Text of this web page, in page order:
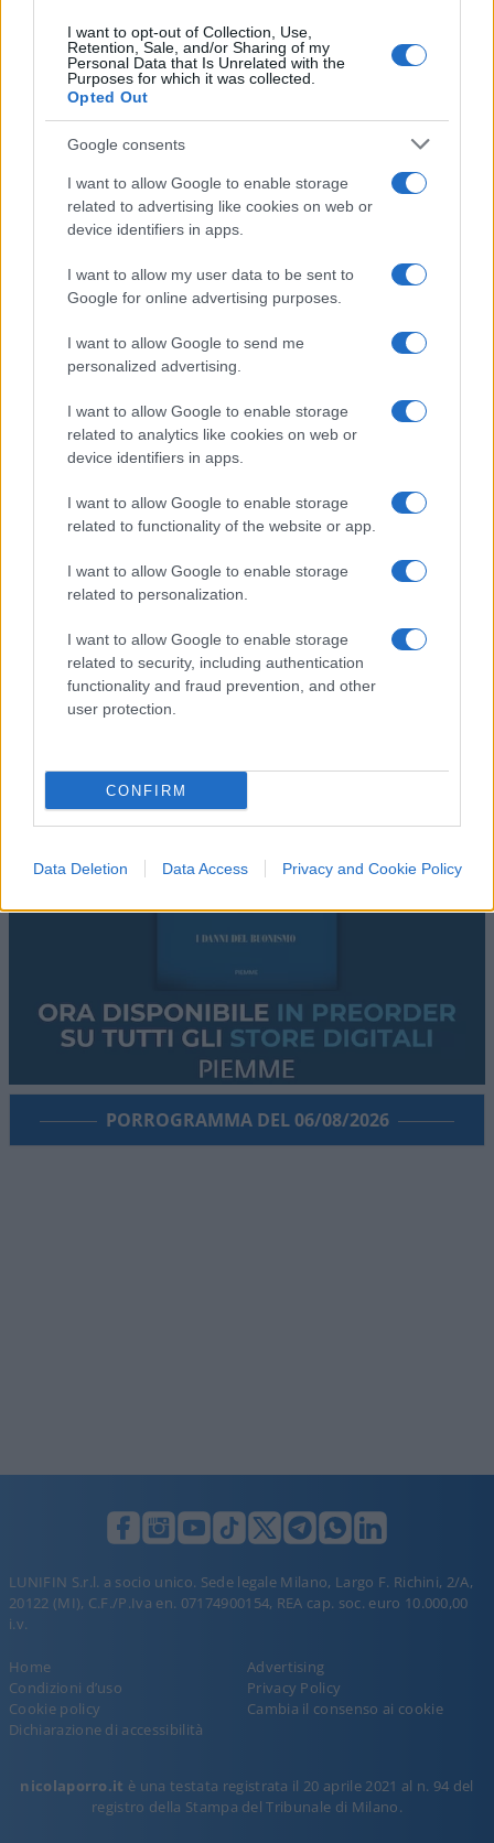
I want to opt-out of Collection, Use,
Retention, Sale, and/or Sharing of my
Personal Data that Is Unrelated with the
Purposes for which it was collected.
Opted Out
Google consents
I want to allow Google to enable storage
related to advertising like cookies on web or
device identifiers in apps.
I want to allow my user data to be sent to
Google for online advertising purposes.
I want to allow Google to send me
personalized advertising.
I want to allow Google to enable storage
related to analytics like cookies on web or
device identifiers in apps.
I want to allow Google to enable storage
related to functionality of the website or app.
I want to allow Google to enable storage
related to personalization.
I want to allow Google to enable storage
related to security, including authentication
functionality and fraud prevention, and other
user protection.
CONFIRM
Data Deletion Data Access Privacy and Cookie Policy
14.4k
sbarcano in Europa col barcone"
PORROGRAMMA DEL 06/08/2026
LUNIFIN S.r.l. a socio unico. Sede legale Milano, Largo F. Richini, 2/A,
20122 (MI), C.F./P.Iva en. 07174900154, REA cap. soc. euro 10.000,00
i.v.
Home
Advertising
Condizioni d’uso
Privacy Policy
Cookie policy
Cambia il consenso ai cookie
Dichiarazione di accessibilità
nicolaporro.it è una testata registrata il 20 aprile 2021 al n. 94 del
registro della Stampa del Tribunale di Milano.